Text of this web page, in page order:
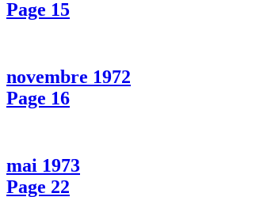
Page 15
novembre 1972
Page 16
mai 1973
Page 22